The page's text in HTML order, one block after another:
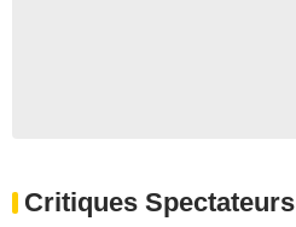
Critiques Spectateurs